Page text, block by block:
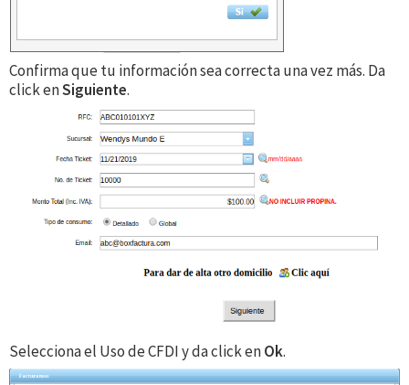
Confirma que tu información sea correcta una vez más. Da
click enSiguiente.
Selecciona el Uso de CFDI y da click enOk.